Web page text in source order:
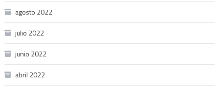
agosto 2022
julio 2022
junio 2022
abril 2022